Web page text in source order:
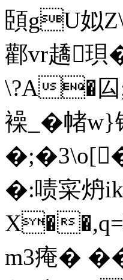
頣gU姒
酄vr趫珼
\?A�
襙_�帾
�:啧寀炿ik
X�
m3痷� �